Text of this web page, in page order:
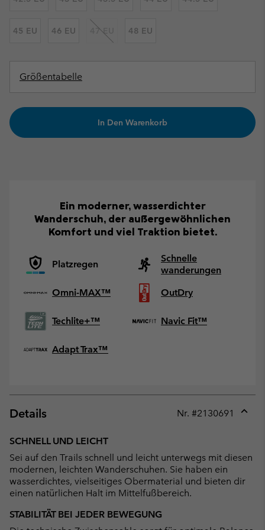
45 EU 46 EU 47 EU 48 EU
Größentabelle
In Den Warenkorb
Ein moderner, wasserdichter
Wanderschuh, der außergewöhnlichen
Komfort und viel Traktion bietet.
Platzregen
Schnelle
wanderungen
Omni-MAX™
OutDry
Techlite+™ Navic Fit™
Adapt Trax™
Details Nr. #2130691
SCHNELL UND LEICHT
Sei auf den Trails schnell und leicht unterwegs mit diesen
modernen, leichten Wanderschuhen. Sie haben ein
wasserdichtes, vielseitiges Obermaterial und bieten dir
einen natürlichen Halt im Mittelfußbereich.
STABILITÄT BEI JEDER BEWEGUNG